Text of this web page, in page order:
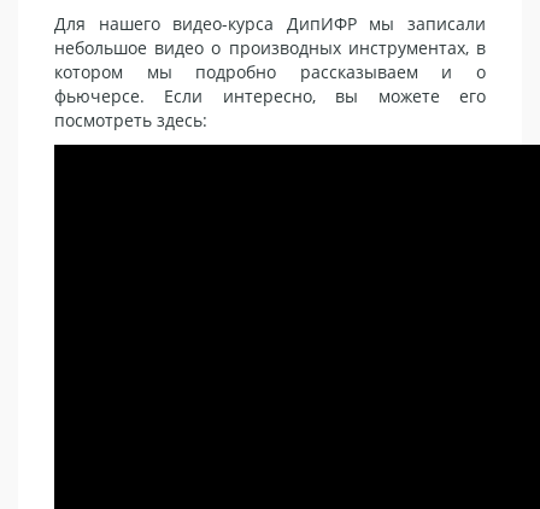
Для нашего видео-курса ДипИФР мы записали
небольшое видео о производных инструментах, в
котором мы подробно рассказываем и о
фьючерсе. Если интересно, вы можете его
посмотреть здесь: